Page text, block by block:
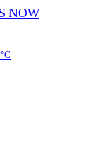
NOW
°C